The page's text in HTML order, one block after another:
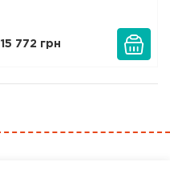
15 772 грн